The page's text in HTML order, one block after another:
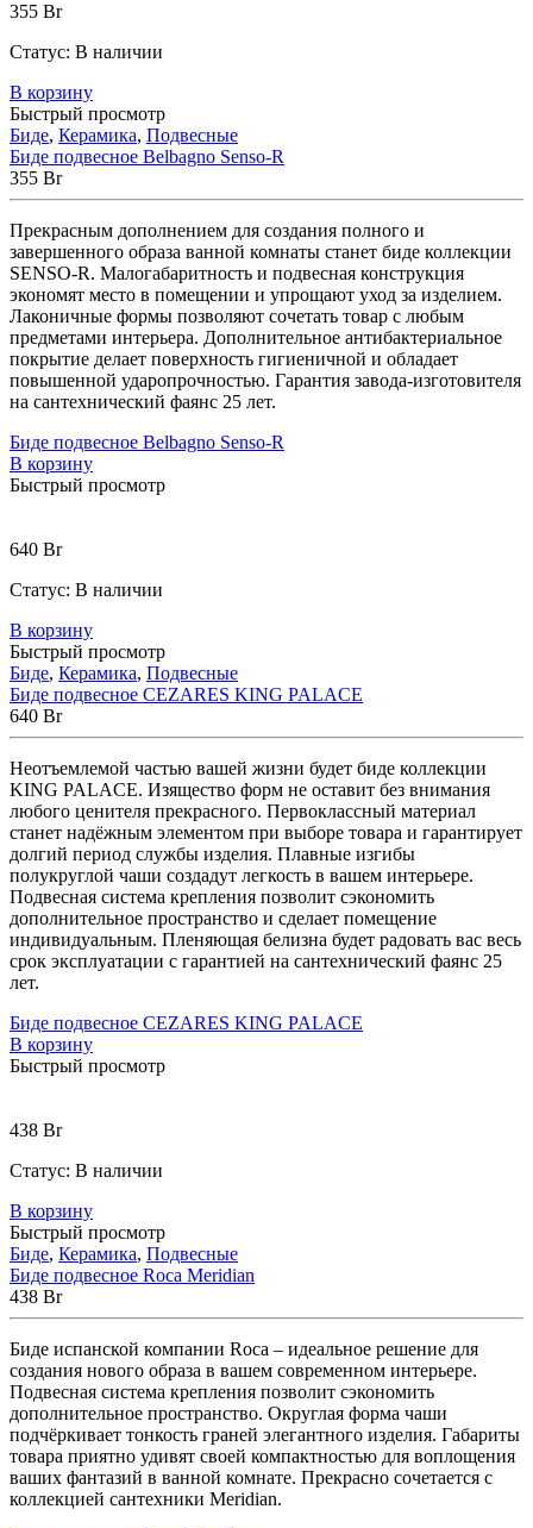
355 Br
Статус: В наличии
В корзину
Быстрый просмотр
Биде, Керамика, Подвесные
Биде подвесное Belbagno Senso-R
355 Br
Прекрасным дополнением для создания полного и
завершенного образа ванной комнаты станет биде коллекции
SENSO-R. Малогабаритность и подвесная конструкция
экономят место в помещении и упрощают уход за изделием.
Лаконичные формы позволяют сочетать товар с любым
предметами интерьера. Дополнительное антибактериальное
покрытие делает поверхность гигиеничной и обладает
повышенной ударопрочностью. Гарантия завода-изготовителя
на сантехнический фаянс 25 лет.
Биде подвесное Belbagno Senso-R
В корзину
Быстрый просмотр
640 Br
Статус: В наличии
В корзину
Быстрый просмотр
Биде, Керамика, Подвесные
Биде подвесное CEZARES KING PALACE
640 Br
Неотъемлемой частью вашей жизни будет биде коллекции
KING PALACE. Изящество форм не оставит без внимания
любого ценителя прекрасного. Первоклассный материал
станет надёжным элементом при выборе товара и гарантирует
долгий период службы изделия. Плавные изгибы
полукруглой чаши создадут легкость в вашем интерьере.
Подвесная система крепления позволит сэкономить
дополнительное пространство и сделает помещение
индивидуальным. Пленяющая белизна будет радовать вас весь
срок эксплуатации с гарантией на сантехнический фаянс 25
лет.
Биде подвесное CEZARES KING PALACE
В корзину
Быстрый просмотр
438 Br
Статус: В наличии
В корзину
Быстрый просмотр
Биде, Керамика, Подвесные
Биде подвесное Roca Meridian
438 Br
Биде испанской компании Roca – идеальное решение для
создания нового образа в вашем современном интерьере.
Подвесная система крепления позволит сэкономить
дополнительное пространство. Округлая форма чаши
подчёркивает тонкость граней элегантного изделия. Габариты
товара приятно удивят своей компактностью для воплощения
ваших фантазий в ванной комнате. Прекрасно сочетается с
коллекцией сантехники Meridian.